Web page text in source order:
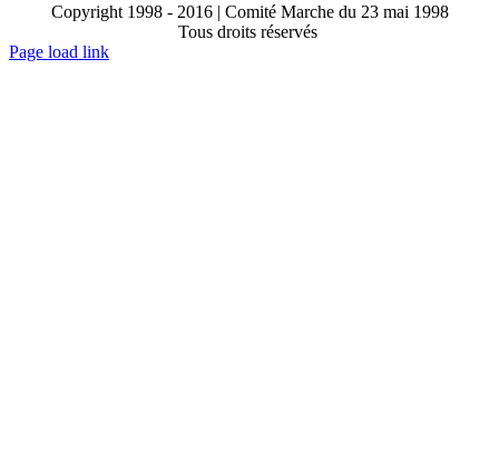
Copyright 1998 - 2016 | Comité Marche du 23 mai 1998
Tous droits réservés
Toggle
Page load link